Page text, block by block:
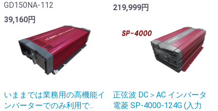
GD150NA-112
39,160円
219,999円
いままでは業務用の高機能イ
ンバーターでのみ利用で...
正弦波 DC＞AC インバータ
電菱 SP-4000-124G (入力